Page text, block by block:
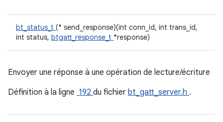
bt_status_t (* send_response)(int conn_id, int trans_id,
int status, btgatt_response_t *response)
Envoyer une réponse à une opération de lecture/écriture
Définition à la ligne 192 du fichier bt_gatt_server.h .